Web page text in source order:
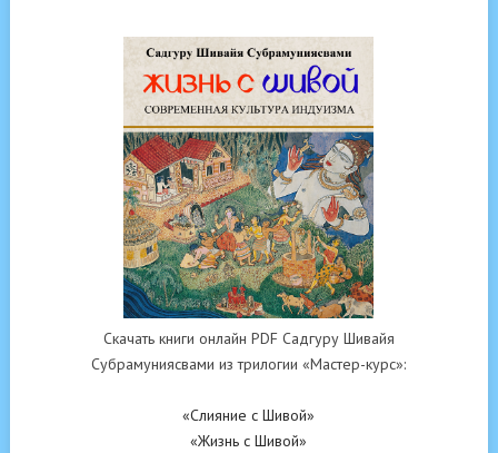
Скачать книги онлайн PDF Садгуру Шивайя
Субрамуниясвами из трилогии «Мастер-курс»:
«Слияние с Шивой»
«Жизнь с Шивой»